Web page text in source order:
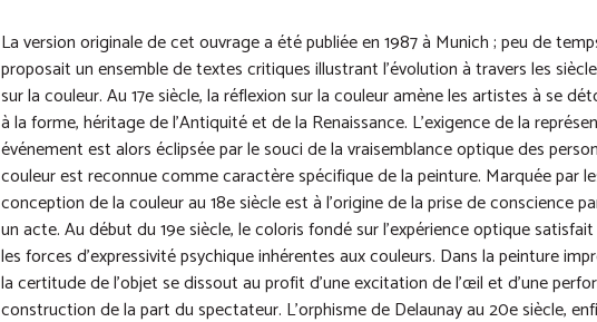
La version originale de cet ouvrage a été publiée en 1987 à Munich ; peu de
proposait un ensemble de textes critiques illustrant l’évolution à travers les
sur la couleur. Au 17e siècle, la réflexion sur la couleur amène les artistes à se
à la forme, héritage de l’Antiquité et de la Renaissance. L’exigence de la
événement est alors éclipsée par le souci de la vraisemblance optique des
couleur est reconnue comme caractère spécifique de la peinture. Marquée par
conception de la couleur au 18e siècle est à l’origine de la prise de conscience
un acte. Au début du 19e siècle, le coloris fondé sur l’expérience optique
les forces d’expressivité psychique inhérentes aux couleurs. Dans la peinture
la certitude de l’objet se dissout au profit d’une excitation de l’œil et d’une
construction de la part du spectateur. L’orphisme de Delaunay au 20e siècle,